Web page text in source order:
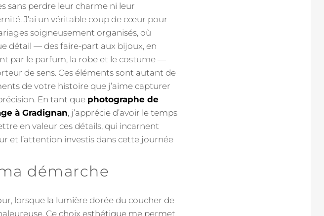
sans perdre leur charme ni leur
J’ai un véritable coup de cœur pour
soigneusement organisés, où
détail — des faire-part aux bijoux, en
par le parfum, la robe et le costume —
de sens. Ces éléments sont autant de
de votre histoire que j’aime capturer
En tant que photographe de
à Gradignan, j’apprécie d’avoir le temps
en valeur ces détails, qui incarnent
et l’attention investis dans cette journée
démarche
lorsque la lumière dorée du coucher de
Ce choix esthétique me permet